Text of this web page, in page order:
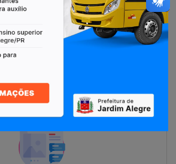
de Contribuintes